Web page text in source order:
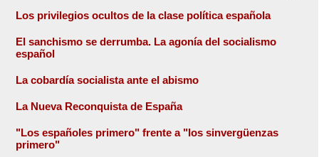
Los privilegios ocultos de la clase política española
El sanchismo se derrumba. La agonía del socialismo
español
La cobardía socialista ante el abismo
La Nueva Reconquista de España
"Los españoles primero" frente a "los sinvergüenzas
primero"